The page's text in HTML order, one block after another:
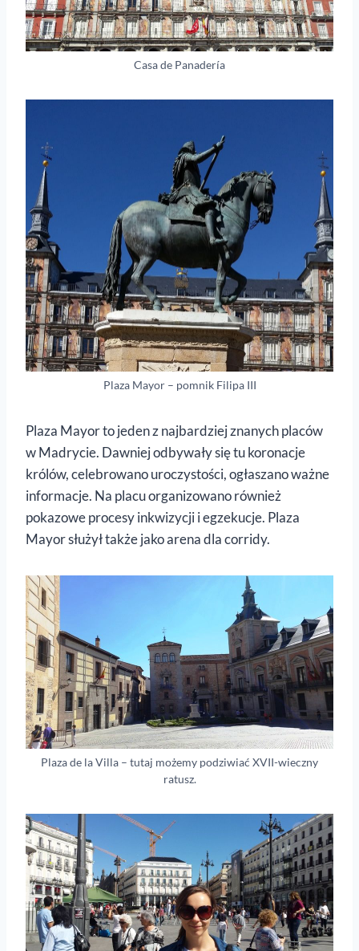
Casa de Panadería
Plaza Mayor – pomnik Filipa III
Plaza Mayor to jeden z najbardziej znanych placów
w Madrycie. Dawniej odbywały się tu koronacje
królów, celebrowano uroczystości, ogłaszano ważne
informacje. Na placu organizowano również
pokazowe procesy inkwizycji i egzekucje. Plaza
Mayor służył także jako arena dla corridy.
Plaza de la Villa – tutaj możemy podziwiać XVII-wieczny
ratusz.